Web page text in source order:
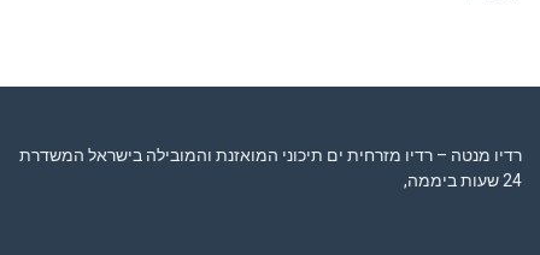
רדיו מנטה – רדיו מזרחית ים תיכוני המואזנת והמובילה בישראל המשדרת
24 שעות ביממה,